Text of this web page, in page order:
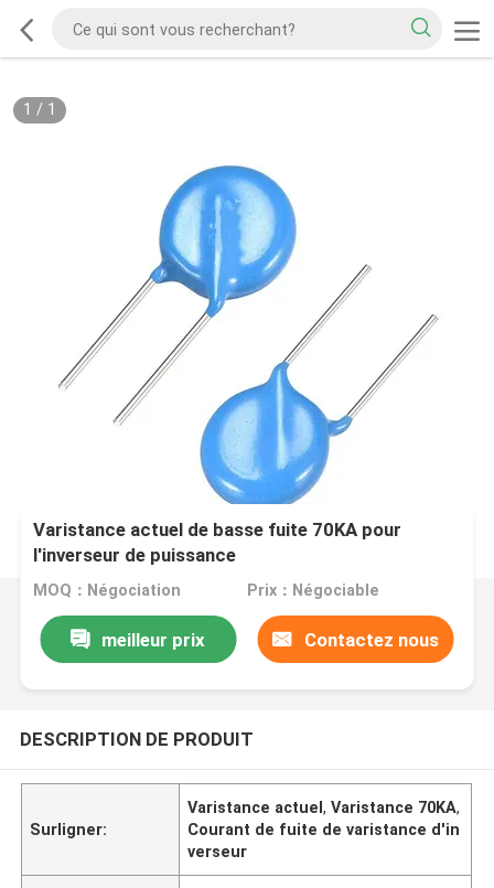
1 / 1
Varistance actuel de basse fuite 70KA pour
l'inverseur de puissance
MOQ：Négociation Prix：Négociable
meilleur prix Contactez nous
DESCRIPTION DE PRODUIT
Surligner:
Varistance actuel,Varistance 70KA,
Courant de fuite de varistance d'in
verseur